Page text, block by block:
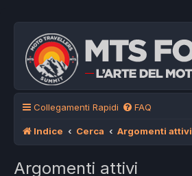
Collegamenti Rapidi FAQ
Indice Cerca Argomenti attivi
Argomenti attivi